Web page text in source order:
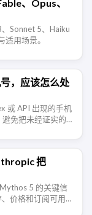
、Opus、
Sonnet 5、Haiku
用场景。
，应该怎么处
或 API 出现的手机
免把未经证实的风
把
5 的关键信
价格和订阅可用